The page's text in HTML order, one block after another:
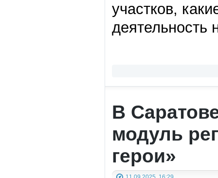
участков,
деятельность
В
модуль
герои»